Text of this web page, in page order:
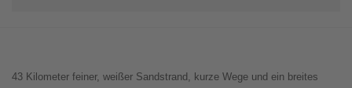
43 Kilometer feiner, weißer Sandstrand, kurze Wege und ein breites